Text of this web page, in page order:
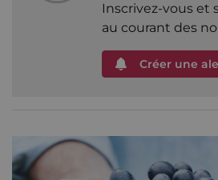
Inscrivez-vous et
au courant des
Créer une